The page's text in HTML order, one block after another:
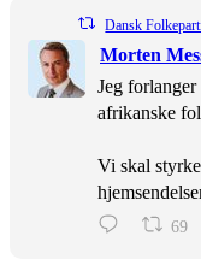
Dansk
Morten
Jeg
afrikanske
Vi skal
69